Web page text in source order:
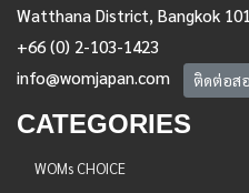
Watthana District, Bangkok
+66 (0) 2-103-1423
info@womjapan.com
ติดต่อส
CATEGORIES
WOMs CHOICE